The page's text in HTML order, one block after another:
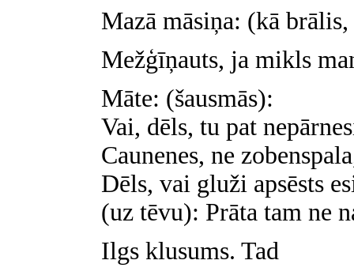
Mazā māsiņa: (kā
Mežģīņauts, ja mikls
Māte: (šausmās):
Vai, dēls, tu pat
Caunenes, ne
Dēls, vai gluži apsēsts
(uz tēvu): Prāta tam ne
Ilgs klusums. Tad